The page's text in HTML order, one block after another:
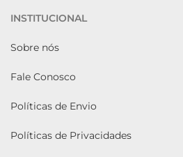
INSTITUCIONAL
Sobre nós
Fale Conosco
Políticas de Envio
Políticas de Privacidades